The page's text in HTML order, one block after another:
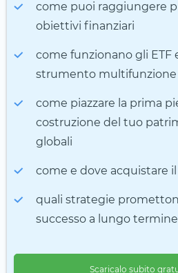
come puoi raggiungere
obiettivi finanziari
come funzionano gli ETF
strumento
come piazzare la prima
costruzione del tuo
globali
come e dove acquistare
quali strategie
successo a lungo termine
Scaricalo subito